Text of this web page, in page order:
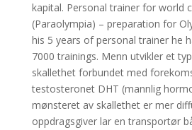
kapital. Personal trainer for world
(Paraolympia) – preparation for
his 5 years of personal trainer he
7000 trainings. Menn utvikler et
skallethet forbundet med
testosteronet DHT (mannlig
mønsteret av skallethet er mer
oppdragsgiver lar en transportør